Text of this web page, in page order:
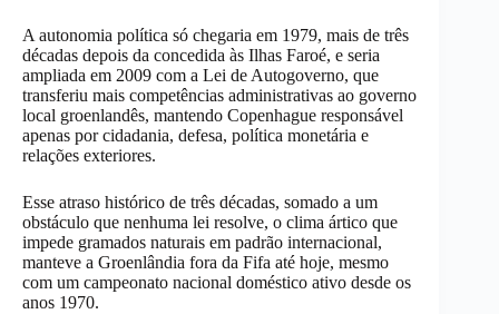
A autonomia política só chegaria em 1979, mais de três
décadas depois da concedida às Ilhas Faroé, e seria
ampliada em 2009 com a Lei de Autogoverno, que
transferiu mais competências administrativas ao governo
local groenlandês, mantendo Copenhague responsável
apenas por cidadania, defesa, política monetária e
relações exteriores.
Esse atraso histórico de três décadas, somado a um
obstáculo que nenhuma lei resolve, o clima ártico que
impede gramados naturais em padrão internacional,
manteve a Groenlândia fora da Fifa até hoje, mesmo
com um campeonato nacional doméstico ativo desde os
anos 1970.